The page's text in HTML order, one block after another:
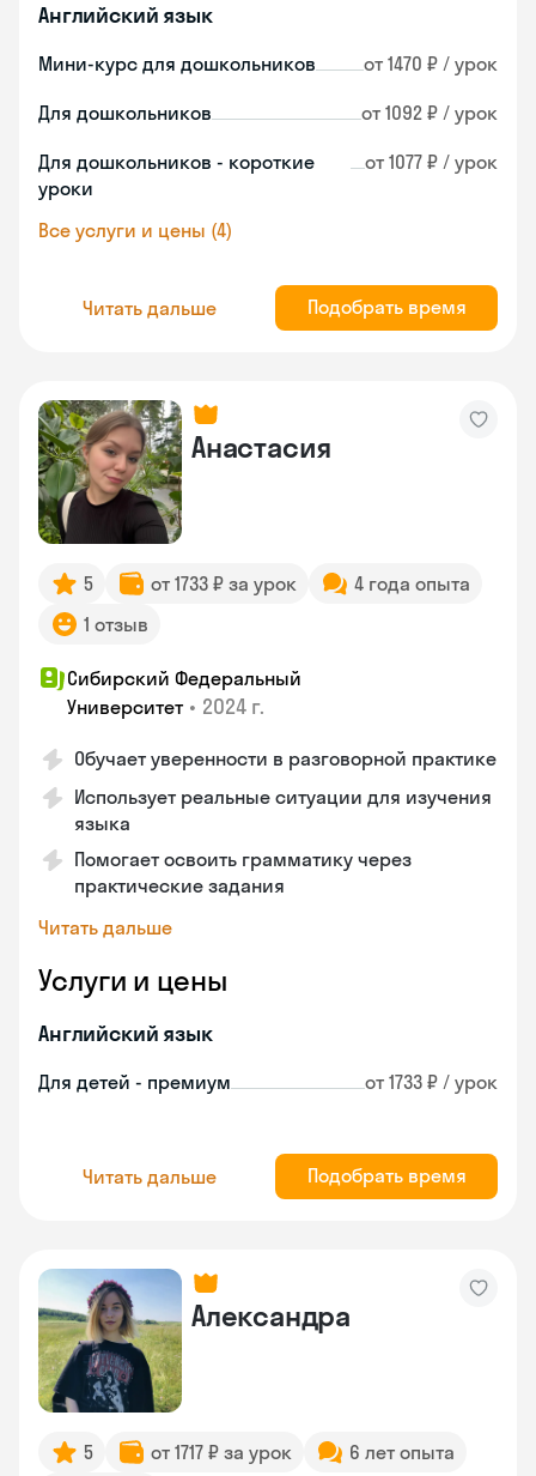
Английский язык
Мини-курс для дошкольников от 1470 ₽ / урок
Для дошкольников от 1092 ₽ / урок
Для дошкольников - короткие
уроки
от 1077 ₽ / урок
Все услуги и цены (4)
Читать дальше Подобрать время
Анастасия
5 от 1733 ₽ за урок
4 года опыта
1 отзыв
Сибирский Федеральный
Университет • 2024 г.
Обучает уверенности в разговорной практике
Использует реальные ситуации для изучения
языка
Помогает освоить грамматику через
практические задания
Читать дальше
Услуги и цены
Английский язык
Для детей - премиум от 1733 ₽ / урок
Читать дальше Подобрать время
Александра
5 от 1717 ₽ за урок
6 лет опыта